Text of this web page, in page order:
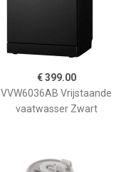
€ 399.00
VVW6036AB Vrijstaande
vaatwasser Zwart